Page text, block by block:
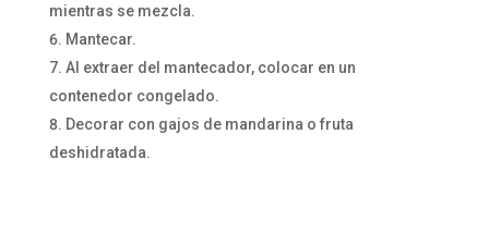
mientras se mezcla.
Mantecar.
Al extraer del mantecador, colocar en un
contenedor congelado.
Decorar con gajos de mandarina o fruta
deshidratada.